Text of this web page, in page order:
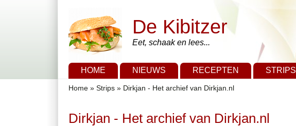
De Kibitzer
Eet, schaak en lees...
Hoofdmenu
HOME NIEUWS RECEPTEN STRIPS
U bent hier
Home » Strips » Dirkjan - Het archief van Dirkjan.nl
Dirkjan - Het archief van Dirkjan.nl